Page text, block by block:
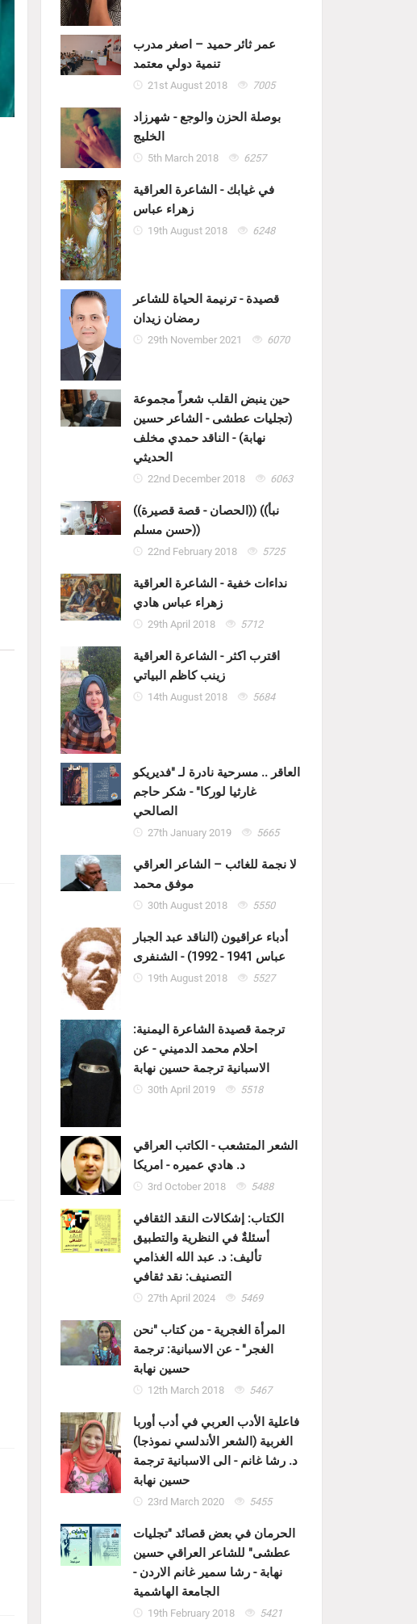
عمر ثائر حميد – اصغر مدرب
تنمية دولي معتمد
21st August 2018 7005
بوصلة الحزن والوجع - شهرزاد
الخليج
5th March 2018 6257
في غيابك - الشاعرة العراقية
زهراء عباس
19th August 2018 6248
قصيدة - ترنيمة الحياة للشاعر
رمضان زيدان
29th November 2021 6070
حين ينبض القلب شعراً مجموعة
(تجليات عطشى - الشاعر حسين
نهابة) - الناقد حمدي مخلف
الحديثي
22nd December 2018 6063
((الحصان - قصة قصيرة)) ((نبأ
حسن مسلم))
22nd February 2018 5725
نداءات خفية - الشاعرة العراقية
زهراء عباس هادي
29th April 2018 5712
اقترب اكثر - الشاعرة العراقية
زينب كاظم البياتي
14th August 2018 5684
العاقر .. مسرحية نادرة لـ "فديريكو
غارثيا لوركا" - شكر حاجم
الصالحي
27th January 2019 5665
لا نجمة للغائب – الشاعر العراقي
موفق محمد
30th August 2018 5550
أدباء عراقيون (الناقد عبد الجبار
عباس 1941 - 1992) - الشنفرى
19th August 2018 5527
ترجمة قصيدة الشاعرة اليمنية:
احلام محمد الدميني - عن
الاسبانية ترجمة حسين نهابة
30th April 2019 5518
الشعر المتشعب - الكاتب العراقي
د. هادي عميره - امريكا
3rd October 2018 5488
الكتاب: إشكالات النقد الثقافي
أسئلةٌ في النظرية والتطبيق
تأليف: د. عبد الله الغذامي
التصنيف: نقد ثقافي
27th April 2024 5469
المرأة الغجرية - من كتاب "نحن
الغجر" - عن الاسبانية: ترجمة
حسين نهابة
12th March 2018 5467
فاعلية الأدب العربي في أدب أوربا
الغربية (الشعر الأندلسي نموذجا)
د. رشا غانم - الى الاسبانية ترجمة
حسين نهابة
23rd March 2020 5455
الحرمان في بعض قصائد "تجليات
عطشى" للشاعر العراقي حسين
نهابة - رشا سمير غانم الاردن -
الجامعة الهاشمية
19th February 2018 5421